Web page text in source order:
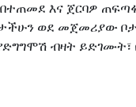
እና ጀርባዎ
ወደ መጀመሪያው ቦታ
ብዛት